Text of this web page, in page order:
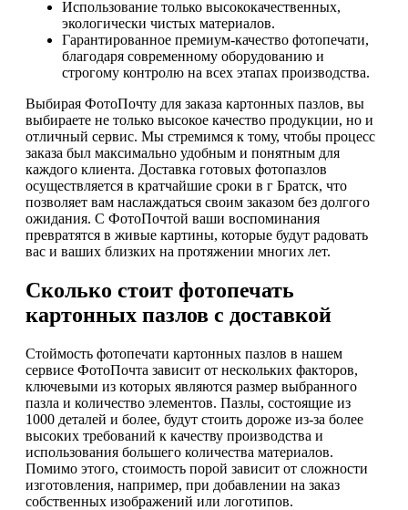
Использование только высококачественных,
экологически чистых материалов.
Гарантированное премиум-качество фотопечати,
благодаря современному оборудованию и
строгому контролю на всех этапах производства.
Выбирая ФотоПочту для заказа картонных пазлов, вы
выбираете не только высокое качество продукции, но и
отличный сервис. Мы стремимся к тому, чтобы процесс
заказа был максимально удобным и понятным для
каждого клиента. Доставка готовых фотопазлов
осуществляется в кратчайшие сроки в г Братск, что
позволяет вам наслаждаться своим заказом без долгого
ожидания. С ФотоПочтой ваши воспоминания
превратятся в живые картины, которые будут радовать
вас и ваших близких на протяжении многих лет.
Сколько стоит фотопечать
картонных пазлов с доставкой
Стоймость фотопечати картонных пазлов в нашем
сервисе ФотоПочта зависит от нескольких факторов,
ключевыми из которых являются размер выбранного
пазла и количество элементов. Пазлы, состоящие из
1000 деталей и более, будут стоить дороже из-за более
высоких требований к качеству производства и
использования большего количества материалов.
Помимо этого, стоимость порой зависит от сложности
изготовления, например, при добавлении на заказ
собственных изображений или логотипов.